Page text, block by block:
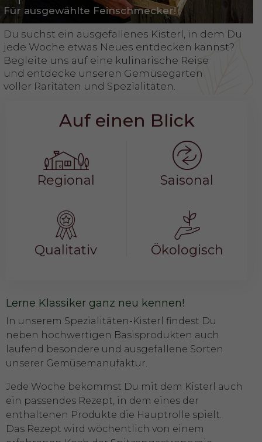
Begleite uns auf eine kulinarische Reise
und entdecke unseren Gemüsegarten
voller Raritäten und Spezialitäten.
Für ausgewählte Feinschmecker!
Du suchst ein ausgefallenes Kisterl, in dem Du
jede Woche etwas Neues entdecken kannst?
Lerne Klassiker ganz neu kennen!
In unserem Spezialitäten-Kisterl findest Du
neben hochwertigen Basisprodukten auch
laufend besondere und ausgefallene Sorten
unserer Gemüsemanufaktur.
Jede Woche bekommst Du mit dem Kisterl auch
ein passendes Rezept, in dem eines der
enthaltenen Produkte die Hauptrolle spielt.
Das Rezept wird wöchentlich von einem
Auf einen Blick
Regional Saisonal
Qualitativ Ökologisch